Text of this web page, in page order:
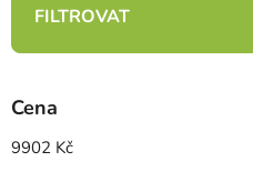
n
p
r
o
Cena
9902 Kč